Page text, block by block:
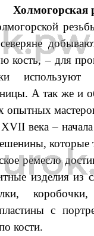
Холмогорская
северяне
кость, – для
А так же и
опытных
века –
которые
ремесло
изделия
с
кости.